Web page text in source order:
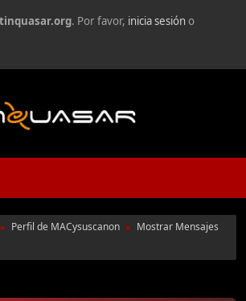
. Por favor, inicia sesióno
► Perfil de MACysuscanon ► Mostrar Mensajes